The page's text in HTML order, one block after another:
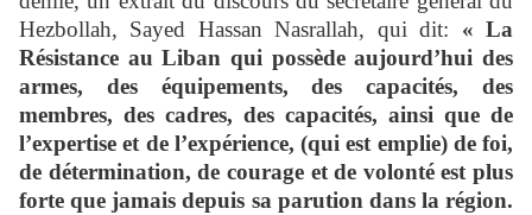
Hezbollah, Sayed Hassan Nasrallah, qui dit: « La
Résistance au Liban qui possède aujourd’hui des
armes, des équipements, des capacités, des
membres, des cadres, des capacités, ainsi que de
l’expertise et de l’expérience, (qui est emplie) de foi,
de détermination, de courage et de volonté est plus
forte que jamais depuis sa parution dans la région.